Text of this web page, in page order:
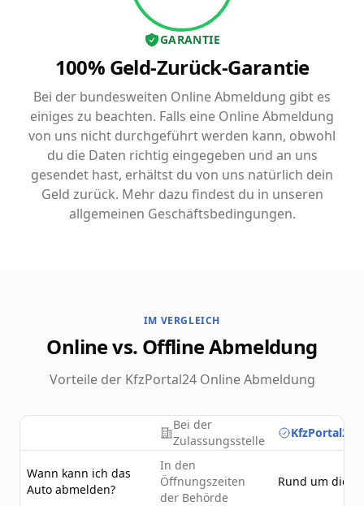
GARANTIE
100% Geld-Zurück-Garantie
Bei der bundesweiten Online Abmeldung gibt es
einiges zu beachten. Falls eine Online Abmeldung
von uns nicht durchgeführt werden kann, obwohl
du die Daten richtig eingegeben und an uns
gesendet hast, erhältst du von uns natürlich dein
Geld zurück. Mehr dazu findest du in unseren
allgemeinen Geschäftsbedingungen.
IM VERGLEICH
Online vs. Offline Abmeldung
Vorteile der KfzPortal24 Online Abmeldung
Bei der
Zulassungsstelle
Wann kann ich das
Auto abmelden?
In den
Öffnungszeiten
der Behörde
Rund um die